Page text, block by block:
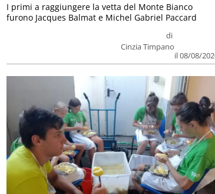
di
Cinzia Timpano
il 08/08/
I primi a raggiungere la vetta del Monte Bianco
furono Jacques Balmat e Michel Gabriel Paccard